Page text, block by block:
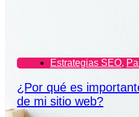
Estrategias SEO,
¿Por qué es
de mi sitio web?